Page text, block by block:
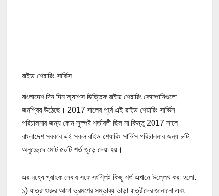
রাইড শেয়ারিং সার্ভিস
বাংলাদেশ দিন দিন অ্যাপস ভিত্তিক রাইড শেয়ারিং কোম্পানিগুলো
জনপ্রিয় উঠেছে। 2017 সালের পূর্বে এই রাইড শেয়ারিং সার্ভিস
পরিচালনার জন্য কোন সুস্পষ্ট শর্তাবলী ছিল না কিন্তু 2017 সালে
বাংলাদেশ সরকার এই সকল রাইড শেয়ারিং সার্ভিস পরিচালনার জন্য ৮টি
অনুচ্ছেদে মোট ৫০টি শর্ত জুড়ে দেয়া হয়।
এর মধ্যে গ্রাহক সেবার সঙ্গে সংশ্লিষ্ট কিছু শর্ত এখানে উল্লেখ করা হলো:
১) যাত্রা শুরুর আগে ভ্রমণের সম্ভাব্য ভাড়া যাত্রীদের জানানো এবং